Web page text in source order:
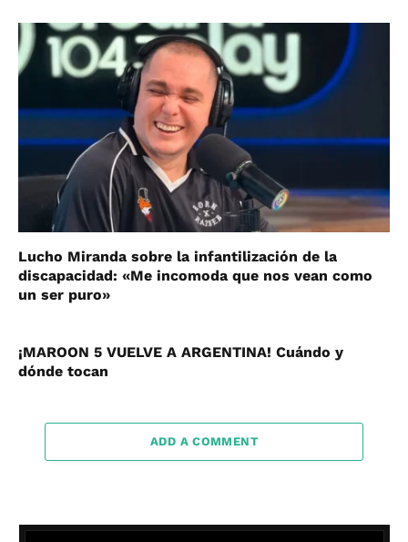
Lucho Miranda sobre la infantilización de la
discapacidad: «Me incomoda que nos vean como
un ser puro»
¡MAROON 5 VUELVE A ARGENTINA! Cuándo y
dónde tocan
ADD A COMMENT